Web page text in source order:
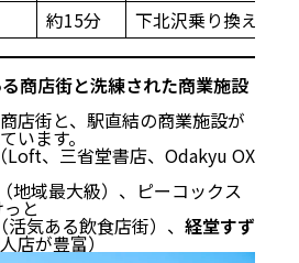
約15分 下北沢乗り換え（
商店街と洗練された商業施設
店街と、駅直結の商業施設が
います。
Loft、三省堂書店、Odakyu OX
地域最大級）、ピーコックス
っと
活気ある飲食店街）、 経堂すず
店が豊富）